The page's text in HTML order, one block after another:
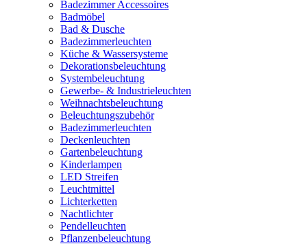
Badezimmer Accessoires
Badmöbel
Bad & Dusche
Badezimmerleuchten
Küche & Wassersysteme
Dekorationsbeleuchtung
Systembeleuchtung
Gewerbe- & Industrieleuchten
Weihnachtsbeleuchtung
Beleuchtungszubehör
Badezimmerleuchten
Deckenleuchten
Gartenbeleuchtung
Kinderlampen
LED Streifen
Leuchtmittel
Lichterketten
Nachtlichter
Pendelleuchten
Pflanzenbeleuchtung